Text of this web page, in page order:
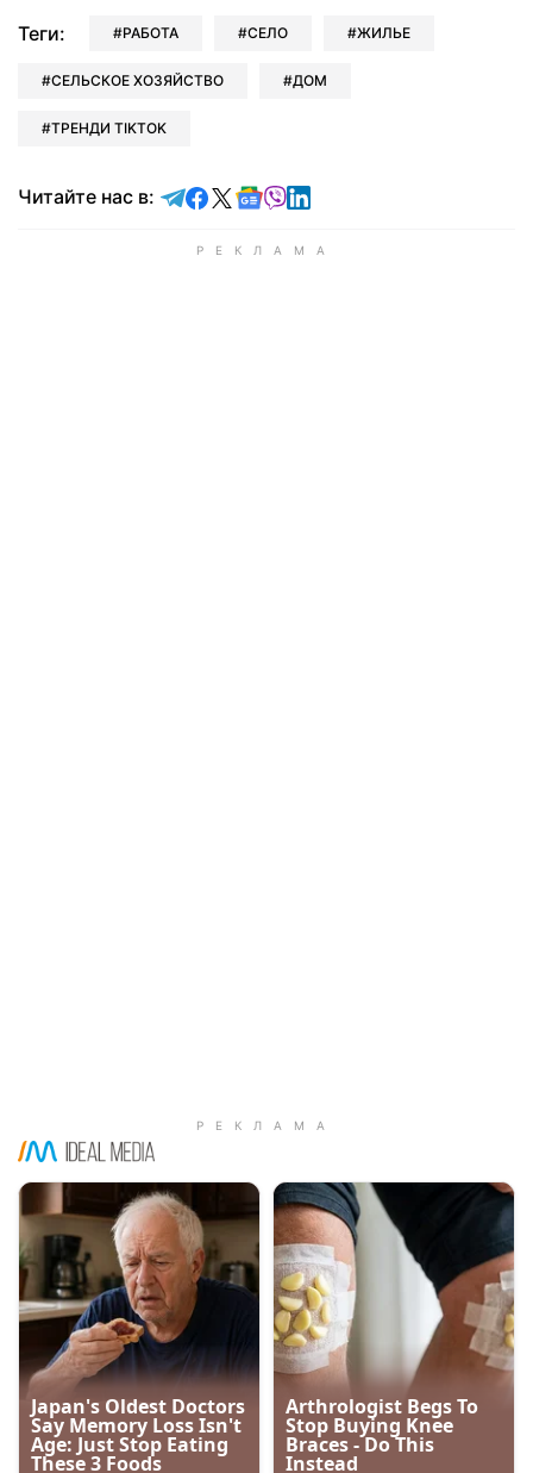
Теги: РАБОТА СЕЛО ЖИЛЬЕ
СЕЛЬСКОЕ ХОЗЯЙСТВО ДОМ
ТРЕНДИ TIKTOK
Читайте нас в: Читайте в Telegram
Читайте в Facebook
Читайте в X
Читайте в Google news
Читайте в Viber
Читайте в LinkedIn